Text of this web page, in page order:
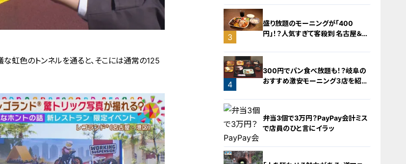
な虹色のトンネルを通ると、そこには通常の125
2
3
盛り放題のモーニングが「400
円」！？人気すぎて客殺到 名古屋＆岐
4
300円でパン食べ放題も！？岐阜の
おすすめ激安モーニング３店を紹
弁当3個で3万円？PayPay会計ミス
で店員のひと言にイラッ